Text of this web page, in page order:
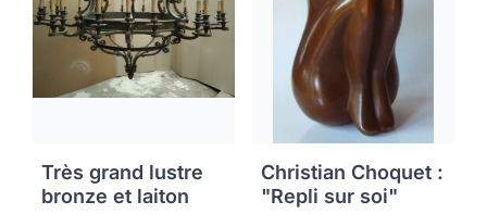
Très grand lustre
bronze et laiton
Christian Choquet :
"Repli sur soi"